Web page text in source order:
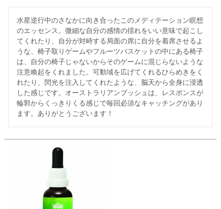
水星逆行中のさなかに向き合ったこのメディテーション瞑想
のエッセンス。微細な自分の感情の揺れをいい意味で起こし
てくれたり、自分が対峙する局面の席に自分を着席させるよ
うな、椅子取りゲームやフルーツバスケットの中にある椅子
は、自分の椅子じゃないからそのゲームに混じらないような
注意喚起をくれました。可動域を広げてくれるひらめきをく
れたり、閃光を注入してくれたような、脳天から全身に浸透
した感じです。オーストラリアンブッシュは、レスポンスが
輪郭からくっきりくる感じで毎回必須なキャッチングがあり
ます。ありがとうございます！